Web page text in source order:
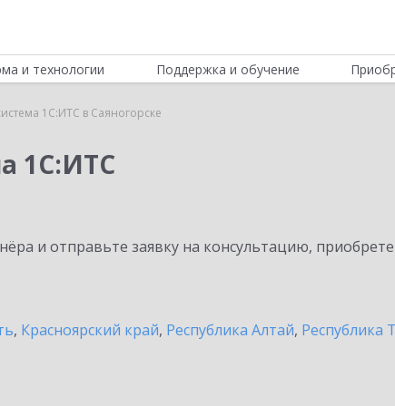
и технологии Поддержка и обучение
1С:ИТС в Саяногорске
1С:ИТС
и отправьте заявку на консультацию,
, Красноярский край, Республика Алтай, Республика